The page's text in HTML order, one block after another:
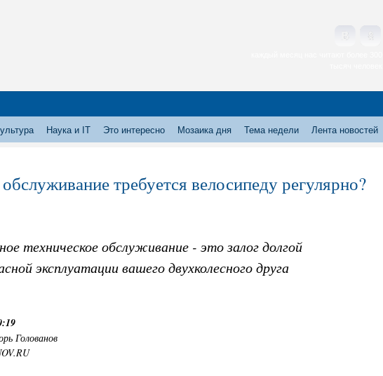
Наука и IT Это интересно Мозаика дня Тема недели Лента новостей
требуется велосипеду регулярно?
техническое обслуживание - это залог долгой
эксплуатации вашего двухколесного друга
Голованов